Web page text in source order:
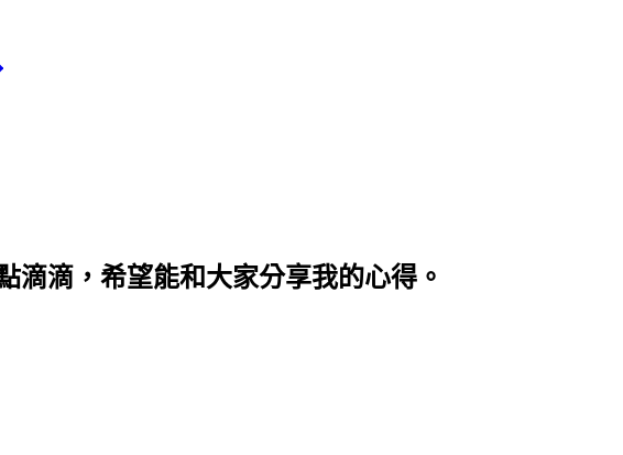
滴滴，希望能和大家分享我的心得。